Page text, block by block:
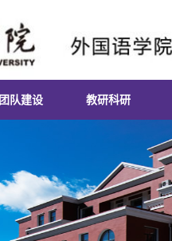
团队建设
实习实训 英语专业实习实训
日语专业实习实训
就业基地
教研科研
发表论文
教材著作